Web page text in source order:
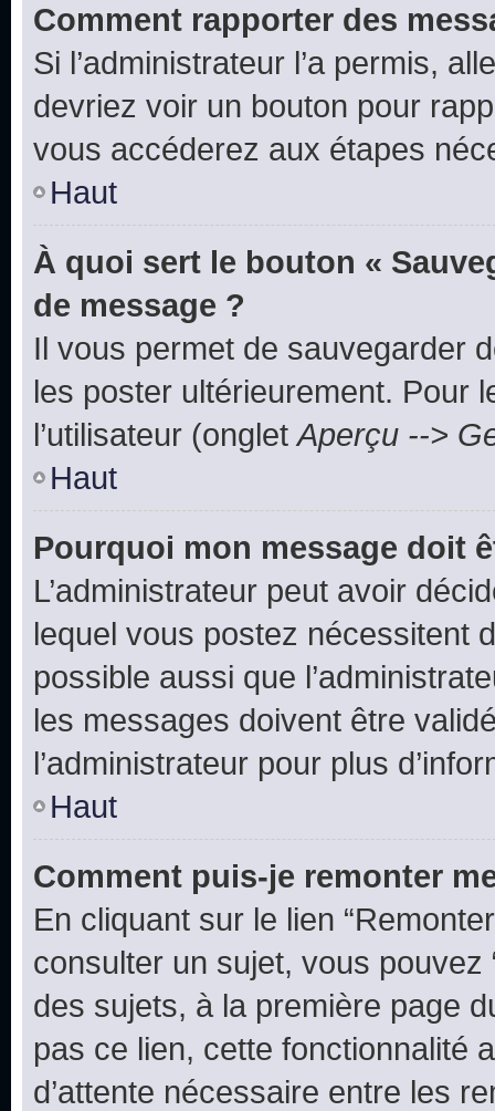
Comment rapporter des
Si l’administrateur l’a permis,
devriez voir un bouton pour
vous accéderez aux étapes
Haut
À quoi sert le bouton «
de message ?
Il vous permet de sauvegarder
les poster ultérieurement. Pour
l’utilisateur (ongletAperçu -->
Haut
Pourquoi mon message doit
L’administrateur peut avoir
lequel vous postez nécessitent
possible aussi que
les messages doivent être
l’administrateur pour plus
Haut
Comment puis-je remonter
En cliquant sur le lien
consulter un sujet, vous pouvez
des sujets, à la première page
pas ce lien, cette fonctionnalité
d’attente nécessaire entre les